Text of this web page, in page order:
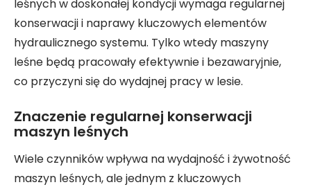
leśnych w doskonałej kondycji wymaga regularnej
konserwacji i naprawy kluczowych elementów
hydraulicznego systemu. Tylko wtedy maszyny
leśne będą pracowały efektywnie i bezawaryjnie,
co przyczyni się do wydajnej pracy w lesie.
Znaczenie regularnej konserwacji
maszyn leśnych
Wiele czynników wpływa na wydajność i żywotność
maszyn leśnych, ale jednym z kluczowych